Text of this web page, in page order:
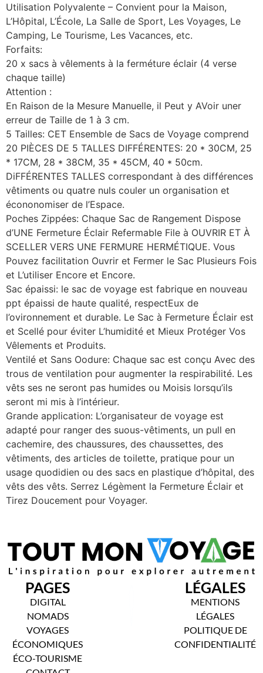
Utilisation Polyvalente – Convient pour la Maison,
L’Hôpital, L’École, La Salle de Sport, Les Voyages, Le
Camping, Le Tourisme, Les Vacances, etc.
Forfaits:
20 x sacs à vêlements à la ferméture éclair (4 verse
chaque taille)
Attention :
En Raison de la Mesure Manuelle, il Peut y AVoir uner
erreur de Taille de 1 à 3 cm.
5 Tailles: CET Ensemble de Sacs de Voyage comprend
20 PIÈCES DE 5 TALLES DIFFÉRENTES: 20 * 30CM, 25
* 17CM, 28 * 38CM, 35 * 45CM, 40 * 50cm.
DiFFÉRENTES TALLES correspondant à des différences
vêtiments ou quatre nuls couler un organisation et
écononomiser de l’Espace.
Poches Zippées: Chaque Sac de Rangement Dispose
d’UNE Fermeture Éclair Refermable File à OUVRIR ET À
SCELLER VERS UNE FERMURE HERMÉTIQUE. Vous
Pouvez facilitation Ouvrir et Fermer le Sac Plusieurs Fois
et L’utiliser Encore et Encore.
Sac épaissi: le sac de voyage est fabrique en nouveau
ppt épaissi de haute qualité, respectEux de
l’ovironnement et durable. Le Sac à Fermeture Éclair est
et Scellé pour éviter L’humidité et Mieux Protéger Vos
Vêlements et Produits.
Ventilé et Sans Oodure: Chaque sac est conçu Avec des
trous de ventilation pour augmenter la respirabilité. Les
vêts ses ne seront pas humides ou Moisis lorsqu’ils
seront mi mis à l’intérieur.
Grande application: L’organisateur de voyage est
adapté pour ranger des suous-vêtiments, un pull en
cachemire, des chaussures, des chaussettes, des
vêtiments, des articles de toilette, pratique pour un
usage quodidien ou des sacs en plastique d’hôpital, des
vêts des vêts. Serrez Légèment la Fermeture Éclair et
Tirez Doucement pour Voyager.
PAGES
DIGITAL
NOMADS
VOYAGES
ÉCONOMIQUES
ÉCO-TOURISME
LÉGALES
MENTIONS
LÉGALES
POLITIQUE DE
CONFIDENTIALITÉ